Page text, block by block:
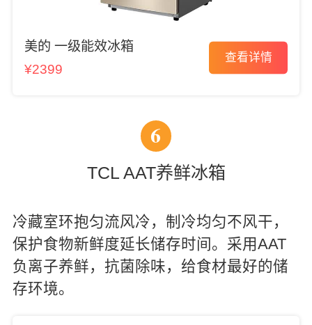
美的 一级能效冰箱
¥2399
查看详情
6
TCL AAT养鲜冰箱
冷藏室环抱匀流风冷，制冷均匀不风干，
保护食物新鲜度延长储存时间。采用AAT
负离子养鲜，抗菌除味，给食材最好的储
存环境。